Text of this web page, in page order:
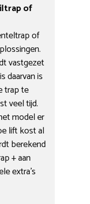
of
of
vastgezet
daarvan is
trap te
veel tijd.
model er
lift kost al
berekend
+ aan
extra’s